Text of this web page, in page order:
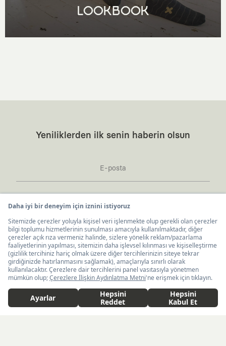
LOOKBOOK
İş Birlikleri
KAFT x IBANEZ KAFT x FUJIFILM
KAFT x BLENDER KAFT x NVIDIA
KAFT x FENDER
KAFT Dünyası
KAFT Hakkında
Sürdürülebilirlik
Yeniliklerden ilk senin haberin olsun
Şirketi tarafından kampanya ve tanıtımlara ilişkin
tarafıma ticari elektronik ileti göndermesi için
buradabelirtilen izni veriyorum.
Ticari Elektronik İleti Aydınlatma Metni’ne buradan
ulaşabilirsiniz.
United States ($)